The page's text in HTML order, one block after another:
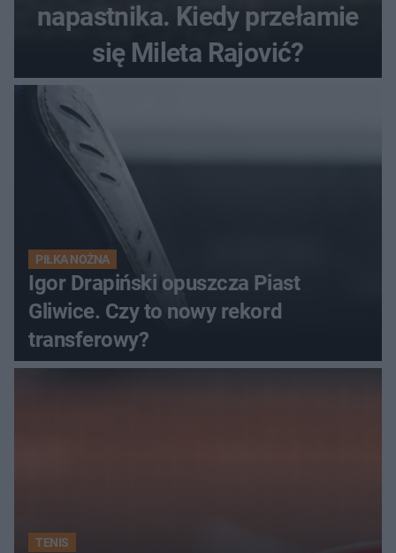
napastnika. Kiedy przełamie
się Mileta Rajović?
PIŁKA NOŻNA
Igor Drapiński opuszcza Piast
Gliwice. Czy to nowy rekord
transferowy?
TENIS